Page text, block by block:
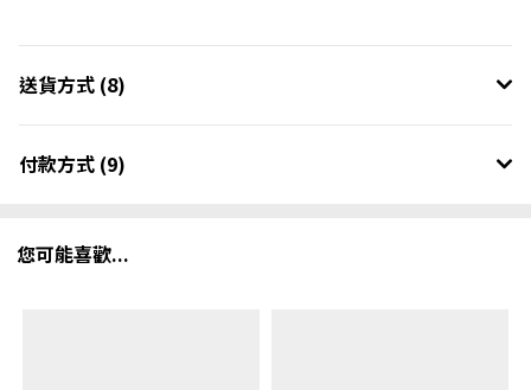
送貨方式 (8)
付款方式 (9)
您可能喜歡...